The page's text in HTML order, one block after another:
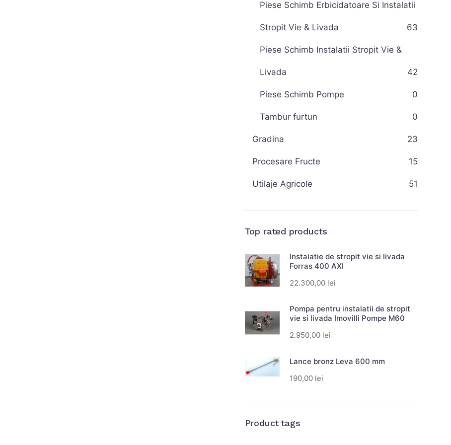
Piese Schimb Erbicidatoare Si Instalatii
Stropit Vie & Livada 63
Piese Schimb Instalatii Stropit Vie &
Livada 42
Piese Schimb Pompe 0
Tambur furtun 0
Gradina 23
Procesare Fructe 15
Utilaje Agricole 51
Top rated products
Instalatie de stropit vie si livada
Forras 400 AXI
22.300,00 lei
Pompa pentru instalatii de stropit
vie si livada Imovilli Pompe M60
2.950,00 lei
Lance bronz Leva 600 mm
190,00 lei
Product tags